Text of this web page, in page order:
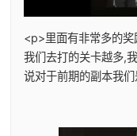
<p>里面有非常多的
我们去打的关卡越多,
说对于前期的副本我